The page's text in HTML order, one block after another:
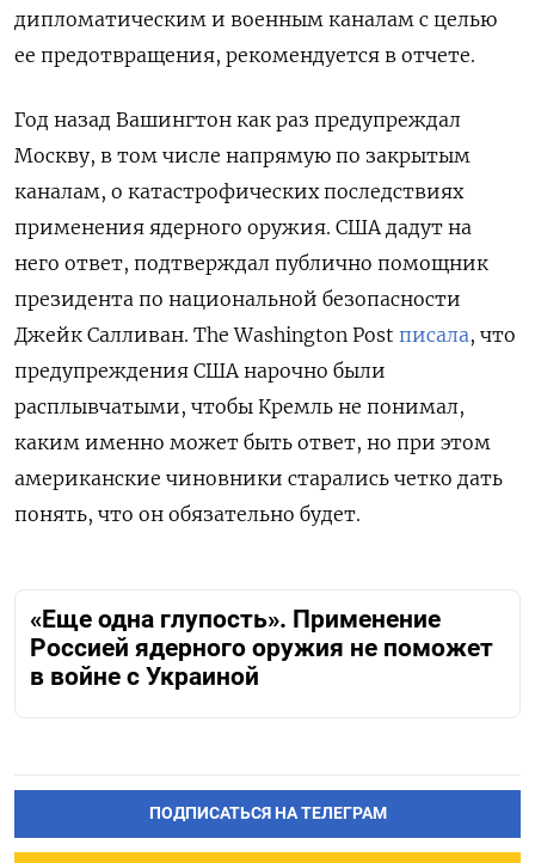
дипломатическим и военным каналам с целью
ее предотвращения, рекомендуется в отчете.
Год назад Вашингтон как раз предупреждал
Москву, в том числе напрямую по закрытым
каналам, о катастрофических последствиях
применения ядерного оружия. США дадут на
него ответ, подтверждал публично помощник
президента по национальной безопасности
Джейк Салливан. The Washington Post писала, что
предупреждения США нарочно были
расплывчатыми, чтобы Кремль не понимал,
каким именно может быть ответ, но при этом
американские чиновники старались четко дать
понять, что он обязательно будет.
«Еще одна глупость». Применение
Россией ядерного оружия не поможет
в войне с Украиной
ПОДПИСАТЬСЯ НА ТЕЛЕГРАМ